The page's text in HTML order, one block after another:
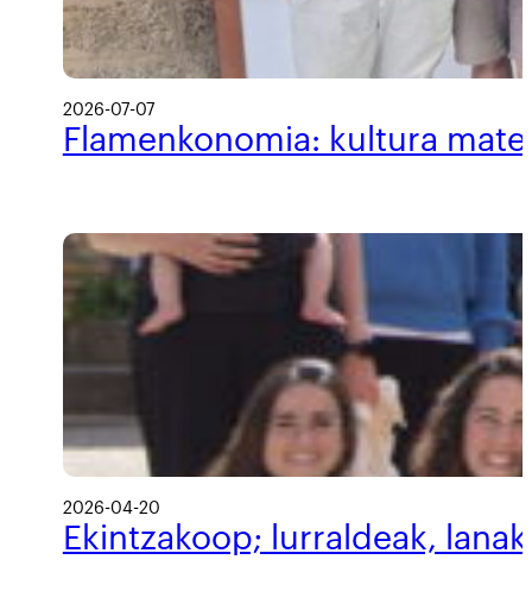
2026-07-07
Flamenkonomia: kultura
2026-04-20
Ekintzakoop; lurraldeak,